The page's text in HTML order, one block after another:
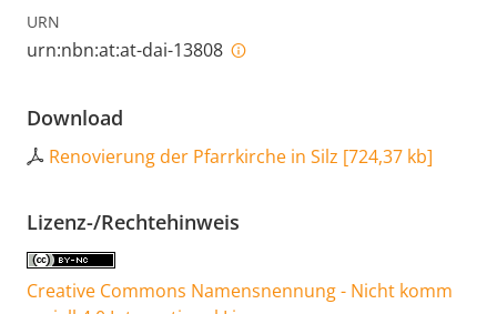
URN
urn:nbn:at:at-dai-13808
Download
Renovierung der Pfarrkirche in Silz [724,37 kb]
Lizenz-/Rechtehinweis
Creative Commons Namensnennung - Nicht komm